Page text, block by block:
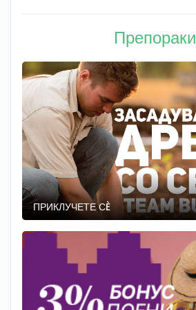
Препораки
ПРИКЛУЧЕТЕ СÈ